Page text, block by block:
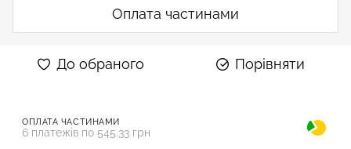
Оплата частинами
До обраного Порівняти
ОПЛАТА ЧАСТИНАМИ
6 платежів по 545.33 грн